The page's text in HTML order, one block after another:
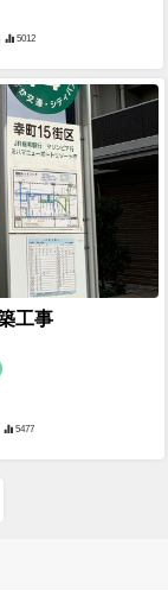
5012
工事
5477